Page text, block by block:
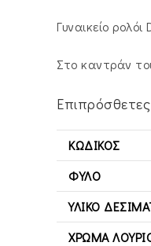
Γυναικείο
Στο καντράν
ΚΩΔΙΚΌΣ
ΦΎΛΟ
ΥΛΙΚΌ
ΧΡΏΜΑ